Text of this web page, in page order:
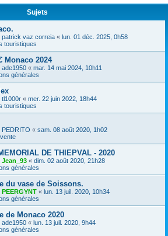
c
Sujets
patrick vaz correia « lun. 01 déc. 2025, 0h58
touristiques
Monaco 2024
ade1950 « mar. 14 mai 2024, 10h11
générales
tl1000r « mer. 22 juin 2022, 18h44
touristiques
PEDRITO « sam. 08 août 2020, 1h02
DE THIEPVAL - 2020
Jean_93 « dim. 02 août 2020, 21h28
générales
du vase de Soissons.
PEERGYNT « lun. 13 juil. 2020, 10h34
générales
de Monaco 2020
ade1950 « lun. 13 juil. 2020, 9h44
générales